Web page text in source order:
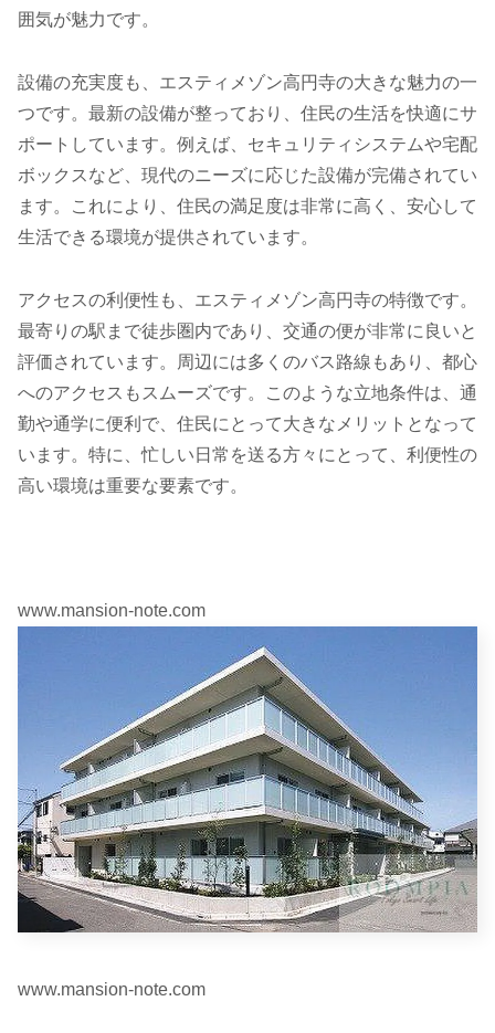
囲気が魅力です。
設備の充実度も、エスティメゾン高円寺の大きな魅力の一
つです。最新の設備が整っており、住民の生活を快適にサ
ポートしています。例えば、セキュリティシステムや宅配
ボックスなど、現代のニーズに応じた設備が完備されてい
ます。これにより、住民の満足度は非常に高く、安心して
生活できる環境が提供されています。
アクセスの利便性も、エスティメゾン高円寺の特徴です。
最寄りの駅まで徒歩圏内であり、交通の便が非常に良いと
評価されています。周辺には多くのバス路線もあり、都心
へのアクセスもスムーズです。このような立地条件は、通
勤や通学に便利で、住民にとって大きなメリットとなって
います。特に、忙しい日常を送る方々にとって、利便性の
高い環境は重要な要素です。
www.mansion-note.com
www.mansion-note.com